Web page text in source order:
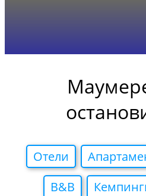
Отели
B&B